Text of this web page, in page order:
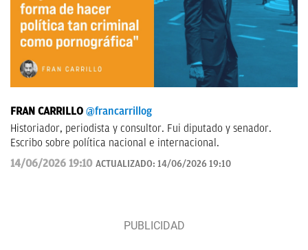
FRAN CARRILLO @francarrillog
Historiador, periodista y consultor. Fui diputado y senador.
Escribo sobre política nacional e internacional.
14/06/2026 19:10 ACTUALIZADO: 14/06/2026 19:10